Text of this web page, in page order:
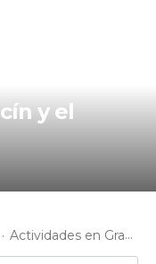
Actividades en Granada